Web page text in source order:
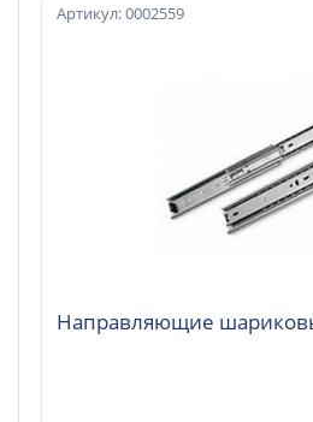
Направляющие
Артикул: 0002559